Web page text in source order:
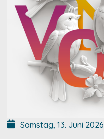
Samstag, 13. Juni 2026